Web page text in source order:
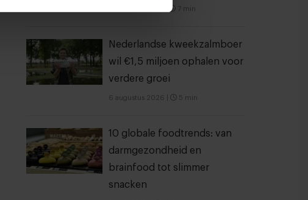
7 min
Nederlandse kweekzalmboer
wil €1,5 miljoen ophalen voor
verdere groei
6 augustus 2026 5 min
10 globale foodtrends: van
darmgezondheid en
brainfood tot slimmer
snacken